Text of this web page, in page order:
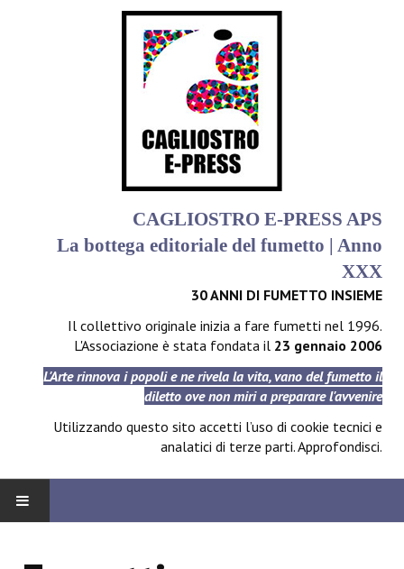
CAGLIOSTRO E-PRESS APS
La bottega editoriale del fumetto | Anno
XXX
30 ANNI DI FUMETTO INSIEME
Il collettivo originale inizia a fare fumetti nel 1996.
L'Associazione è stata fondata il 23 gennaio 2006
L'Arte rinnova i popoli e ne rivela la vita, vano del fumetto il
diletto ove non miri a preparare l'avvenire
Utilizzando questo sito accetti l’uso di cookie tecnici e
analatici di terze parti.Approfondisci.